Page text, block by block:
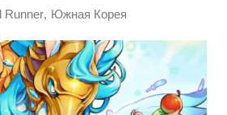
Runner, Южная Корея